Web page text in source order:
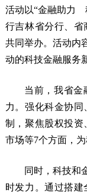
活动以“金融助力
行吉林省分行、省
共同举办。活动内
动的科技金融服务
当前，我省金
力。强化科金协
制，聚焦股权投资
市场等7个方面，
同时，科技和
时发力。通过搭建